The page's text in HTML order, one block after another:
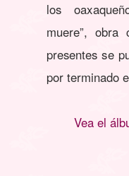
los
muere”,
presentes se
por terminado
Vea el